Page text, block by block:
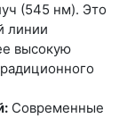
(545 нм). Это
линии
высокую
Современные